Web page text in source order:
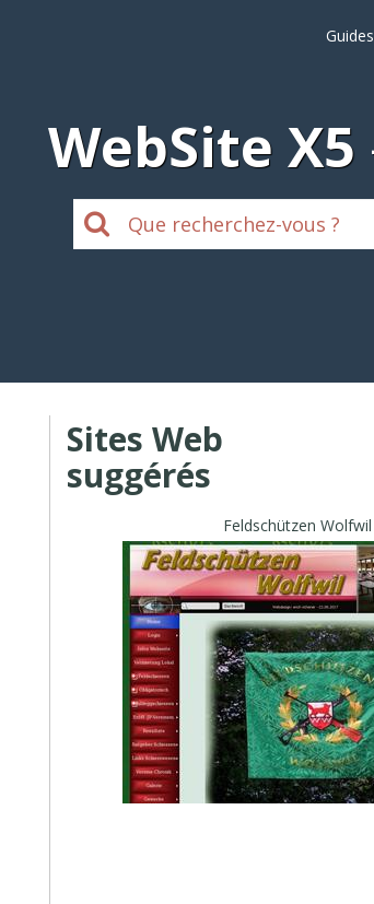
Guides
WebSite X5
Sites Web
suggérés
Feldschützen Wolfwil